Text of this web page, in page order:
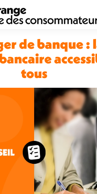
de banque :
tous
Vous êtes ici :